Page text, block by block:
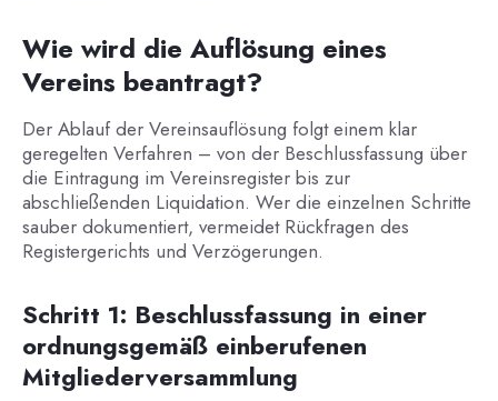
Wie wird die Auflösung eines
Vereins beantragt?
Der Ablauf der Vereinsauflösung folgt einem klar
geregelten Verfahren – von der Beschlussfassung über
die Eintragung im Vereinsregister bis zur
abschließenden Liquidation. Wer die einzelnen Schritte
sauber dokumentiert, vermeidet Rückfragen des
Registergerichts und Verzögerungen.
Schritt 1: Beschlussfassung in einer
ordnungsgemäß einberufenen
Mitgliederversammlung